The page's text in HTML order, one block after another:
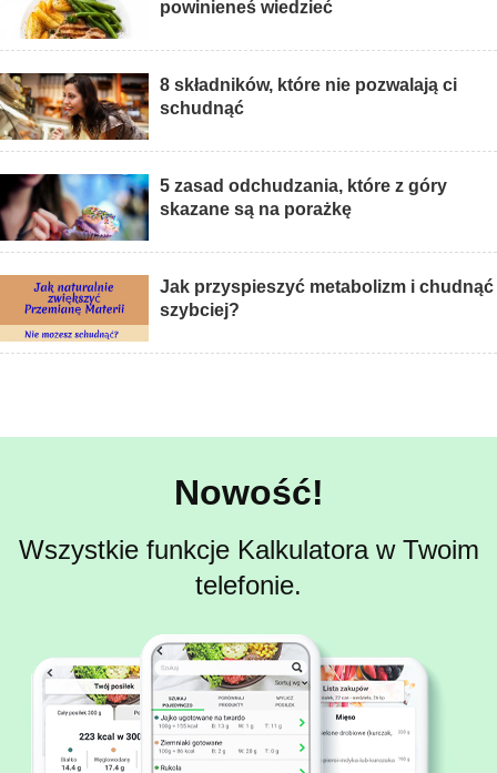
powinieneś wiedzieć
8 składników, które nie pozwalają ci
schudnąć
5 zasad odchudzania, które z góry
skazane są na porażkę
Jak przyspieszyć metabolizm i chudnąć
szybciej?
Nowość!
Wszystkie funkcje Kalkulatora w Twoim
telefonie.